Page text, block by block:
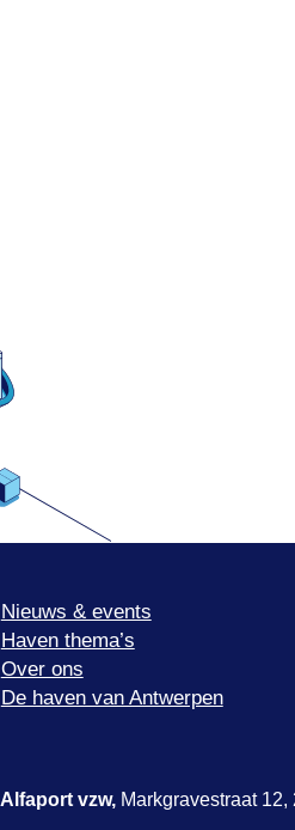
Nieuws & events
Haven thema’s
Over ons
De haven van Antwerpen
Alfaport vzw, Markgravestraat